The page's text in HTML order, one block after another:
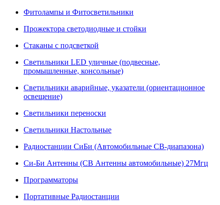
Фитолампы и Фитосветильники
Прожектора светодиодные и стойки
Стаканы с подсветкой
Светильники LED уличные (подвесные,
промышленные, консольные)
Светильники аварийные, указатели (ориентационное
освещение)
Светильники переноски
Светильники Настольные
Радиостанции СиБи (Автомобильные СВ-диапазона)
Си-Би Антенны (СВ Антенны автомобильные) 27Мгц
Программаторы
Портативные Радиостанции